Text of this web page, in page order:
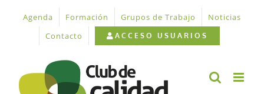
contenido
Agenda Formación Grupos de Trabajo
Noticias
Contacto
ACCESO USUARIOS